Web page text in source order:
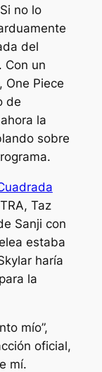
no lo
del
Con un
One Piece
de
la
sobre
Taz
Sanji con
estaba
haría
la
mío”,
oficial,
mí.